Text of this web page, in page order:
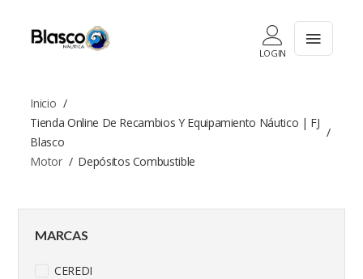
LOGIN
Inicio
Tienda Online De Recambios Y Equipamiento Náutico | FJ
Blasco
Motor
Depósitos Combustible
MARCAS
CEREDI